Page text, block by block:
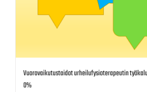
Vuorovaikutustaidot urheilufysioterapeutin
0%